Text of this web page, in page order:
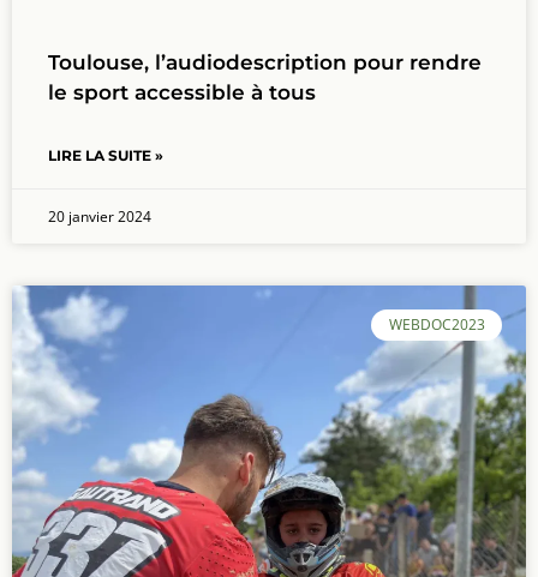
Toulouse, l’audiodescription pour rendre
le sport accessible à tous
LIRE LA SUITE »
20 janvier 2024
WEBDOC2023